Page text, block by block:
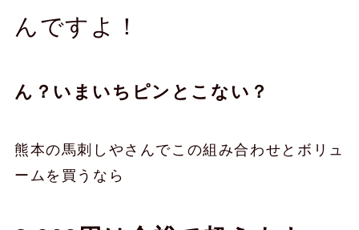
んですよ！
ん？いまいちピンとこない？
熊本の馬刺しやさんでこの組み合わせとボリュ
ームを買うなら